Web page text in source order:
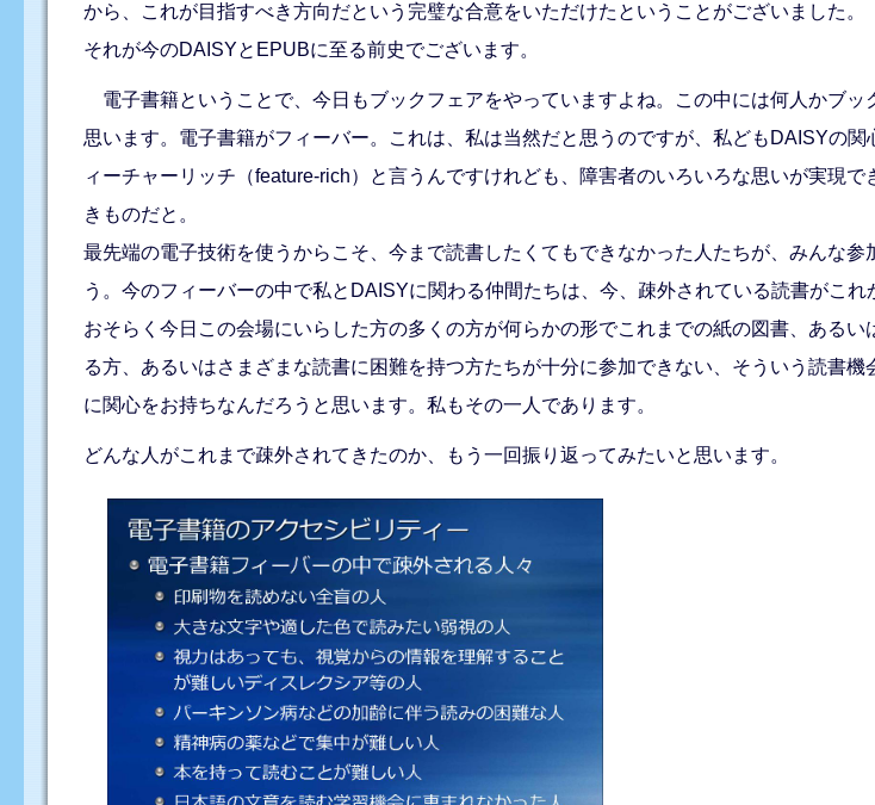
から、これが目指すべき方向だという完璧な合意をいただけたということがございました。
それが今のDAISYとEPUBに至る前史でございます。
電子書籍ということで、今日もブックフェアをやっていますよね。この中には何人かブ
思います。電子書籍がフィーバー。これは、私は当然だと思うのですが、私どもDAISYの
ィーチャーリッチ（feature-rich）と言うんですけれども、障害者のいろいろな思いが実現
きものだと。
最先端の電子技術を使うからこそ、今まで読書したくてもできなかった人たちが、みんな
う。今のフィーバーの中で私とDAISYに関わる仲間たちは、今、疎外されている読書がこ
おそらく今日この会場にいらした方の多くの方が何らかの形でこれまでの紙の図書、ある
る方、あるいはさまざまな読書に困難を持つ方たちが十分に参加できない、そういう読書
に関心をお持ちなんだろうと思います。私もその一人であります。
どんな人がこれまで疎外されてきたのか、もう一回振り返ってみたいと思います。